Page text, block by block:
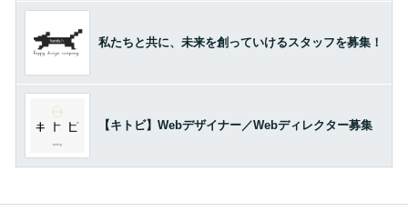
私たちと共に、未来を創っていけるスタッフを募集！
【キトビ】Webデザイナー／Webディレクター募集